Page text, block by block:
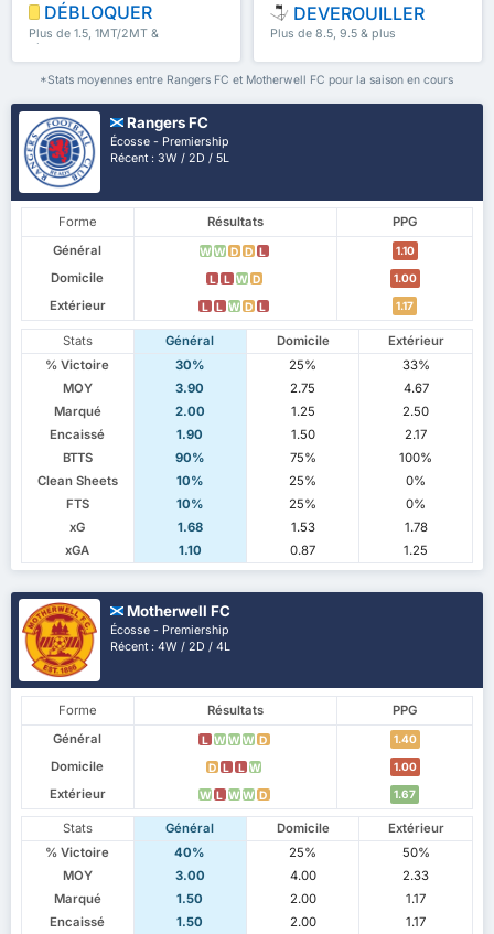
DÉBLOQUER
Plus de 1.5, 1MT/2MT &
plus
DEVEROUILLER
Plus de 8.5, 9.5 & plus
*Stats moyennes entre Rangers FC et Motherwell FC pour la saison en cours
Rangers FC
Écosse - Premiership
Récent : 3W / 2D / 5L
Forme Résultats
PPG
Général
W W D D L 1.10
Domicile L L W D 1.00
Extérieur L L W D L 1.17
Stats Général Domicile
Extérieur
% Victoire
30% 25%
33%
MOY
3.90 2.75
4.67
Marqué
2.00 1.25
2.50
Encaissé
1.90 1.50
2.17
BTTS
90% 75%
100%
Clean Sheets
10% 25%
0%
FTS
10% 25%
0%
xG
1.68 1.53
1.78
xGA
1.10 0.87 1.25
Motherwell FC
Écosse - Premiership
Récent : 4W / 2D / 4L
Forme Résultats
PPG
Général
L W W W D 1.40
Domicile D L L W 1.00
Extérieur W L W W D 1.67
Stats Général Domicile
Extérieur
% Victoire
40% 25%
50%
MOY
3.00 4.00
2.33
Marqué
1.50 2.00
1.17
Encaissé
1.50 2.00
1.17